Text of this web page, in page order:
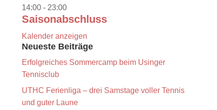
14:00- 23:00
Saisonabschluss
Kalender anzeigen
Neueste Beiträge
Erfolgreiches Sommercamp beim Usinger
Tennisclub
UTHC Ferienliga – drei Samstage voller Tennis
und guter Laune